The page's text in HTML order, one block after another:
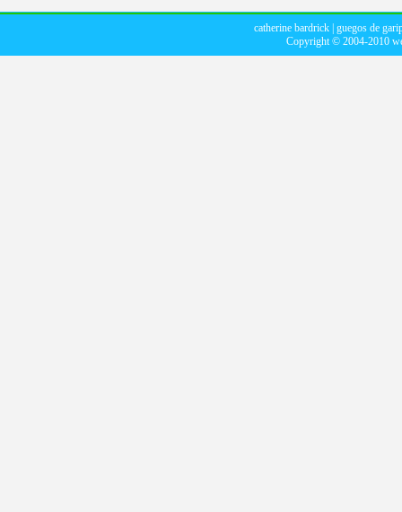
catherine bardrick| guegos de
Copyright © 2004-2010